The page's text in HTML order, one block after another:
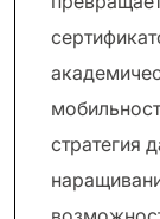
стратегия